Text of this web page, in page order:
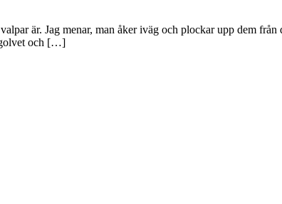
är. Jag menar, man åker iväg och plockar upp dem från
golvet och […]